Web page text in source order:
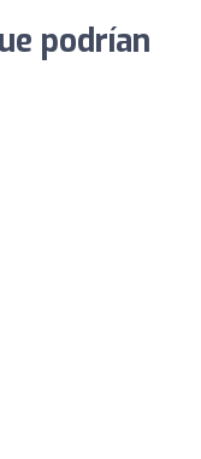
podrían